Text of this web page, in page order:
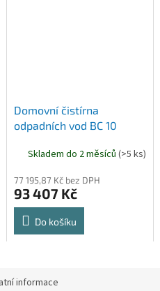
Domovní čistírna
odpadních vod BC 10
Skladem do 2 měsíců (>5 ks)
77 195,87 Kč bez DPH
93 407 Kč
Do košíku
informace